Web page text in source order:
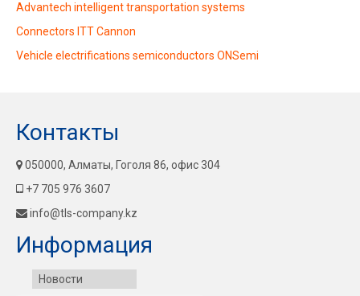
Advantech intelligent transportation systems
Connectors ITT Cannon
Vehicle electrifications semiconductors ONSemi
Контакты
050000, Алматы, Гоголя 86, офис 304
+7 705 976 3607
info@tls-company.kz
Информация
Новости